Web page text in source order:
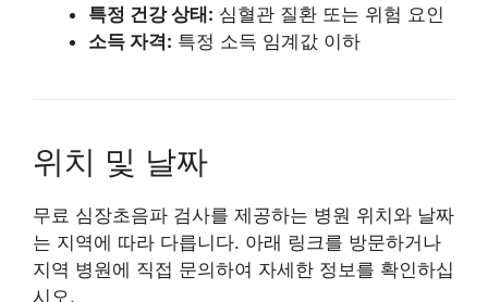
특정 건강 상태: 심혈관 질환 또는 위험 요인
소득 자격: 특정 소득 임계값 이하
위치 및 날짜
무료 심장초음파 검사를 제공하는 병원 위치와 날짜
는 지역에 따라 다릅니다. 아래 링크를 방문하거나
지역 병원에 직접 문의하여 자세한 정보를 확인하십
시오.